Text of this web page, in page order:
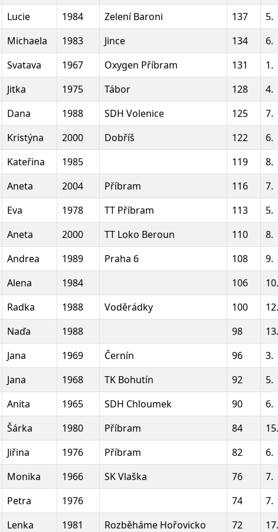
Lucie 1984 Zelení Baroni 137 5.
Michaela 1983 Jince 134 6.
Svatava 1967 Oxygen Příbram 131 1.
Jitka 1975 Tábor 128 4.
Dana 1988 SDH Volenice 125 7.
Kristýna 2000 Dobříš 122 6.
Kateřina 1985 119 8.
Aneta 2004 Příbram 116 7.
Eva 1978 TT Příbram 113 5.
Aneta 2000 TT Loko Beroun 110 8.
Andrea 1989 Praha 6 108 9.
Alena 1984 106 10.
Radka 1988 Voděrádky 100 12.
Naďa 1988 98 13.
Jana 1969 Černín 96 3.
Jana 1968 TK Bohutín 92 5.
Anita 1965 SDH Chloumek 90 6.
Šárka 1980 Příbram 84 15.
Jiřina 1976 Příbram 82 6.
Monika 1966 SK Vlaška 76 7.
Petra 1976 74 7.
Lenka 1981 Rozběháme Hořovicko 72 17.